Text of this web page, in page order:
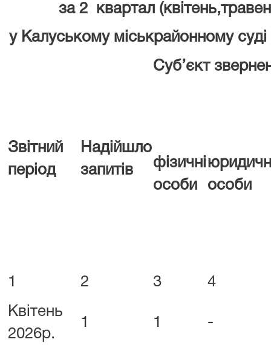
за 2 квартал (
у Калуському міськрайонному суді
Звітний
період
Надійшло
запитів
Суб’єкт
фізичні
особи
особи
1 2 3 4
Квітень
2026р.
1 1 -